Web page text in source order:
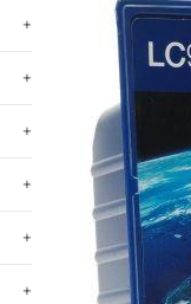
+
+
+
+
+
+